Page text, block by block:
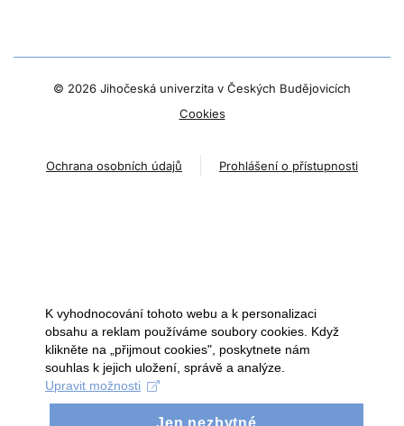
© 2026 Jihočeská univerzita v Českých Budějovicích
Cookies
Ochrana osobních údajů Prohlášení o přístupnosti
K vyhodnocování tohoto webu a k personalizaci
obsahu a reklam používáme soubory cookies. Když
klikněte na „přijmout cookies", poskytnete nám
souhlas k jejich uložení, správě a analýze.
Upravit možnosti
Jen nezbytné